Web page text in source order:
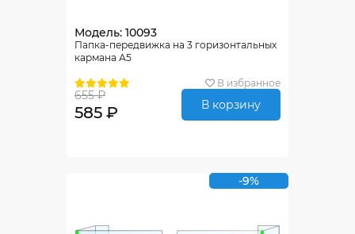
Модель: 10093
Папка-передвижка на 3 горизонтальных
кармана А5
В избранное
655 ₽
585 ₽ В корзину
-9%